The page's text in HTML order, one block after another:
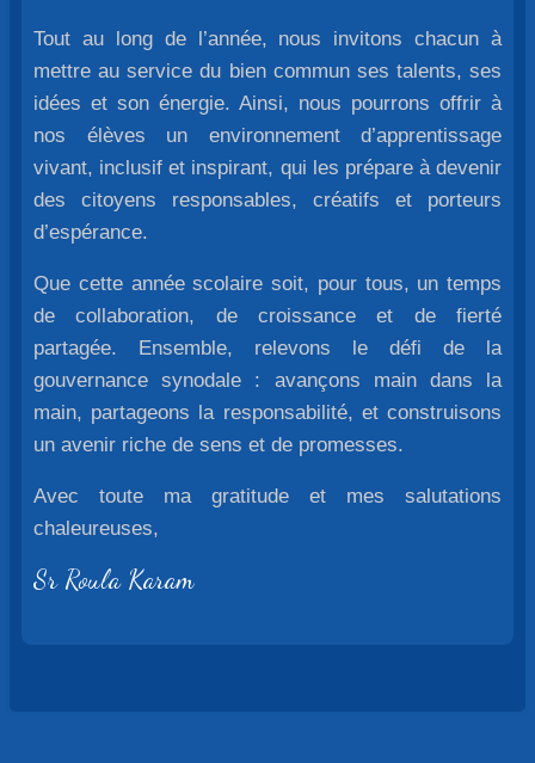
Tout au long de l’année, nous invitons chacun à
mettre au service du bien commun ses talents, ses
idées et son énergie. Ainsi, nous pourrons offrir à
nos élèves un environnement d’apprentissage
vivant, inclusif et inspirant, qui les prépare à devenir
des citoyens responsables, créatifs et porteurs
d’espérance.
Que cette année scolaire soit, pour tous, un temps
de collaboration, de croissance et de fierté
partagée. Ensemble, relevons le défi de la
gouvernance synodale : avançons main dans la
main, partageons la responsabilité, et construisons
un avenir riche de sens et de promesses.
Avec toute ma gratitude et mes salutations
chaleureuses,
Sr Roula Karam